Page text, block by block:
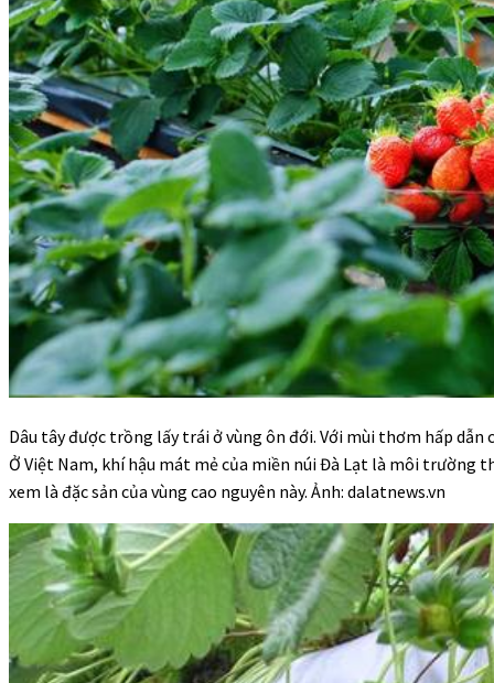
Dâu tây được trồng lấy trái ở vùng ôn đới. Với mùi thơm hấp
Ở Việt Nam, khí hậu mát mẻ của miền núi Đà Lạt là môi trường
xem là đặc sản của vùng cao nguyên này. Ảnh: dalatnews.vn